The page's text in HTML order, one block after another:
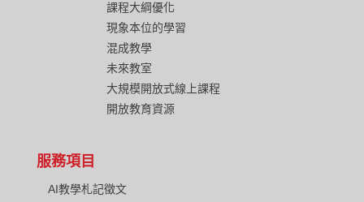
課程大綱優化
現象本位的學習
混成教學
未來教室
大規模開放式線上課程
開放教育資源
服務項目
AI教學札記徵文